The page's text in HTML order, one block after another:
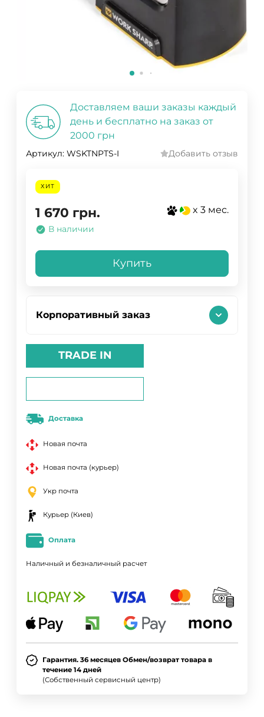
Доставляем ваши заказы каждый
день и бесплатно на заказ от
2000 грн
Артикул: WSKTNPTS-I Добавить отзыв
ХИТ
1 670 грн. x 3 мес.
В наличии
Купить
Корпоративный заказ
TRADE IN
Доставка
Новая почта
Новая почта (курьер)
Укр почта
Курьер (Киев)
Оплата
Наличный и безналичный расчет
Гарантия. 36 месяцев Обмен/возврат товара в
течение 14 дней
(Собственный сервисный центр)